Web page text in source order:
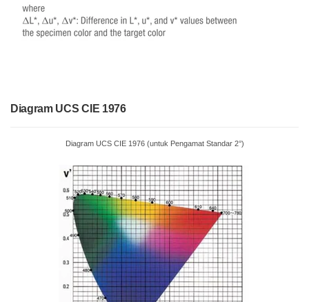
Diagram UCS CIE 1976
Diagram UCS CIE 1976 (untuk Pengamat Standar 2°)